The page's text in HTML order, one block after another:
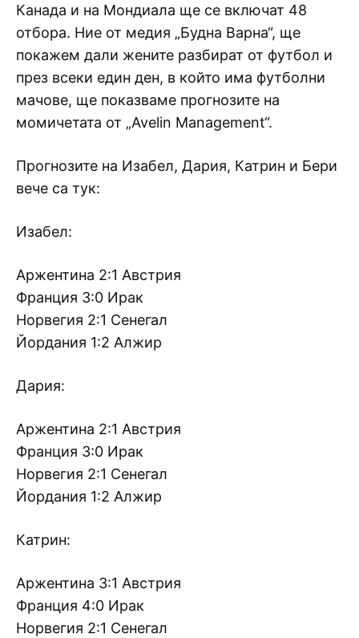
Канада и на Мондиала ще се включат 48
отбора. Ние от медия „Будна Варна“, ще
покажем дали жените разбират от футбол и
през всеки един ден, в който има футболни
мачове, ще показваме прогнозите на
момичетата от „Avelin Management“.
Прогнозите на Изабел, Дария, Катрин и Бери
вече са тук:
Изабел:
Аржентина 2:1 Австрия
Франция 3:0 Ирак
Норвегия 2:1 Сенегал
Йордания 1:2 Алжир
Дария:
Аржентина 2:1 Австрия
Франция 3:0 Ирак
Норвегия 2:1 Сенегал
Йордания 1:2 Алжир
Катрин:
Аржентина 3:1 Австрия
Франция 4:0 Ирак
Норвегия 2:1 Сенегал